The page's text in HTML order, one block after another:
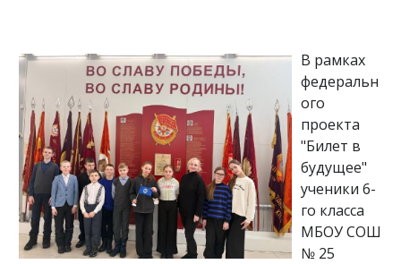
В рамках
федеральн
ого
проекта
"Билет в
будущее"
ученики 6-
го класса
МБОУ СОШ
№ 25